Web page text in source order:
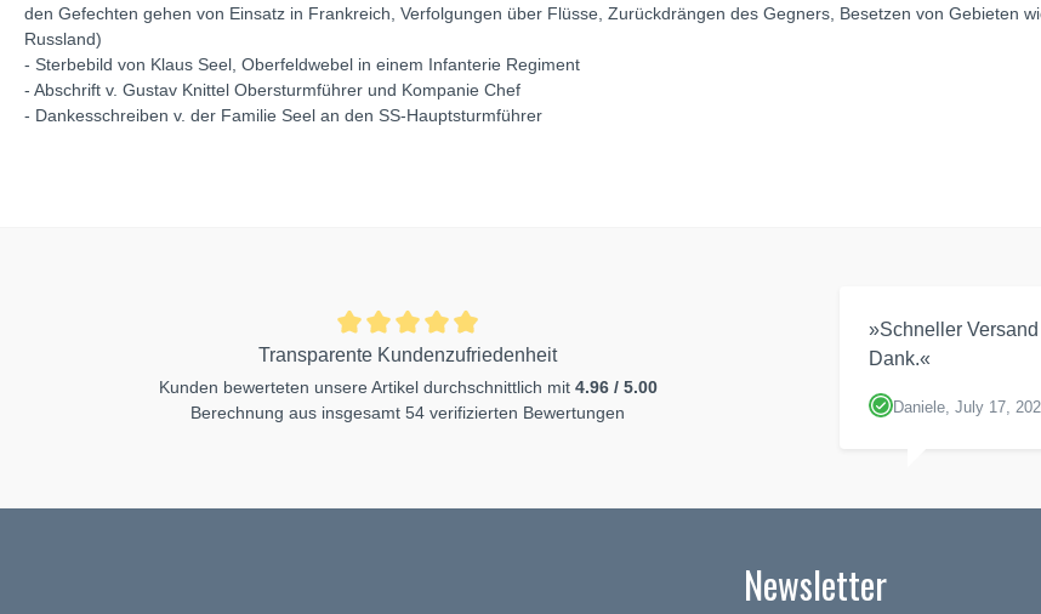
den Gefechten gehen von Einsatz in Frankreich, Verfolgungen über Flüsse, Zurückdrängen des Gegners, Besetzen von Gebieten
Russland)
- Sterbebild von Klaus Seel, Oberfeldwebel in einem Infanterie Regiment
- Abschrift v. Gustav Knittel Obersturmführer und Kompanie Chef
- Dankesschreiben v. der Familie Seel an den SS-Hauptsturmführer
Transparente Kundenzufriedenheit
Kunden bewerteten unsere Artikel durchschnittlich mit 4.96 / 5.00
Berechnung aus insgesamt 54 verifizierten Bewertungen
»Schneller
Dank.«
Daniele, July 17,
Newsletter